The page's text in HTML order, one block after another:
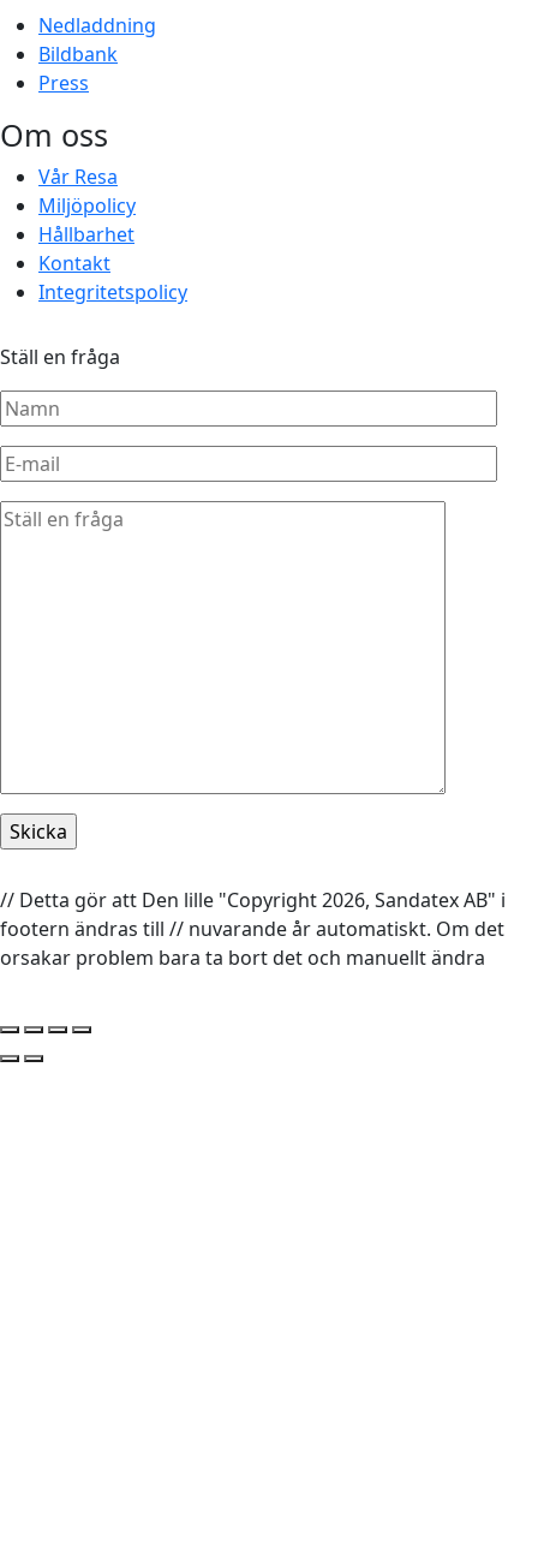
Nedladdning
Bildbank
Press
Om oss
Vår Resa
Miljöpolicy
Hållbarhet
Kontakt
Integritetspolicy
Ställ en fråga
// Detta gör att Den lille "Copyright 2026, Sandatex AB" i
footern ändras till // nuvarande år automatiskt. Om det
orsakar problem bara ta bort det och manuellt ändra